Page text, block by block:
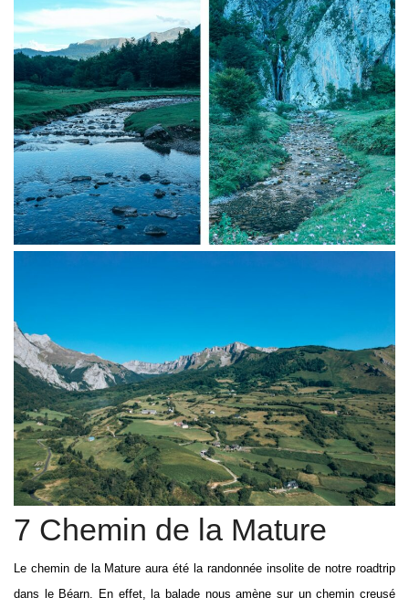
7 Chemin de la Mature
Le chemin de la Mature aura été la randonnée insolite de notre roadtrip
dans le Béarn. En effet, la balade nous amène sur un chemin creusé